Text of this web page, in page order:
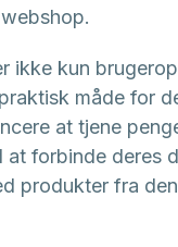
ikke kun
måde for
at tjene
at forbinde deres
produkter fra